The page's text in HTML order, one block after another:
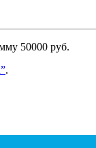
50000 руб.
.